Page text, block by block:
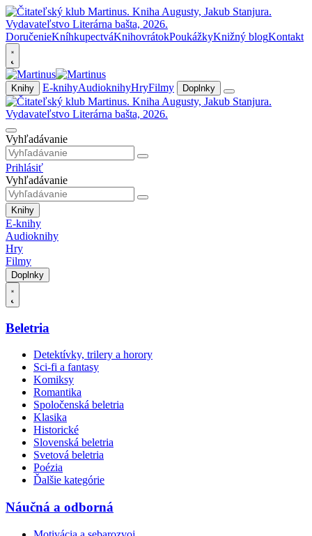
DoručenieKníhkupectváKnihovrátokPoukážkyKnižný blogKontakt
Knihy E-knihyAudioknihyHryFilmy Doplnky
Vyhľadávanie
Prihlásiť
Vyhľadávanie
Knihy
E-knihy
Audioknihy
Hry
Filmy
Doplnky
Beletria
Detektívky, trilery a horory
Sci-fi a fantasy
Komiksy
Romantika
Spoločenská beletria
Klasika
Historické
Slovenská beletria
Svetová beletria
Poézia
Ďalšie kategórie
Náučná a odborná